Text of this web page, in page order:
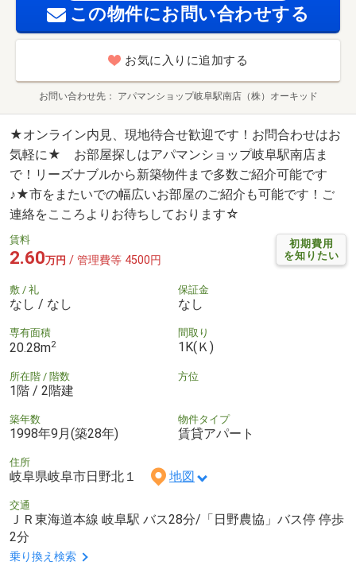
この物件にお問い合わせする
お気に入りに追加する
お問い合わせ先 アパマンショップ岐阜駅南店（株）オーキッド
★オンライン内見、現地待合せ歓迎です！お問合わせはお
気軽に★ お部屋探しはアパマンショップ岐阜駅南店ま
で！リーズナブルから新築物件まで多数ご紹介可能です
♪★市をまたいでの幅広いお部屋のご紹介も可能です！ご
連絡をこころよりお待ちしております☆
初期費用
を知りたい
賃料
2.60万円 / 管理費等 4500円
敷 / 礼
なし / なし
保証金
なし
専有面積
20.28m2
間取り
1K(Ｋ)
所在階 / 階数
1階 / 2階建
方位
築年数
1998年9月(築28年)
物件タイプ
賃貸アパート
住所
岐阜県岐阜市日野北１ 地図
交通
ＪＲ東海道本線 岐阜駅 バス28分/「日野農協」バス停 停歩
2分
乗り換え検索